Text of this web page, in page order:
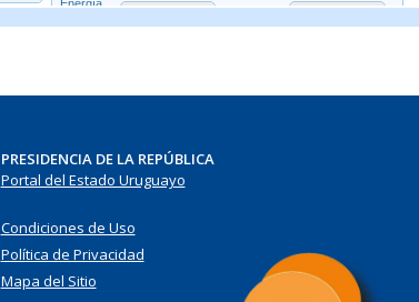
PRESIDENCIA DE LA REPÚBLICA
Portal del Estado Uruguayo
Condiciones de Uso
Política de Privacidad
Mapa del Sitio